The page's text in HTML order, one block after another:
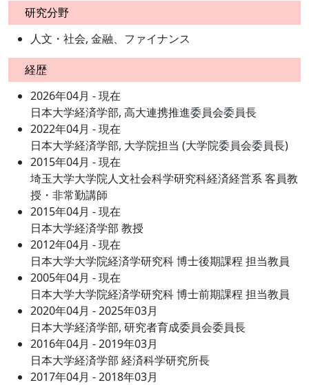
研究分野
人文・社会, 金融、ファイナンス
経歴
2026年04月 - 現在
日本大学経済学部, 高大連携推進委員会委員長
2022年04月 - 現在
日本大学経済学部, 大学院担当 (大学院委員会委員長)
2015年04月 - 現在
埼玉大学大学院人文社会科学研究科経済経営系 客員教
授・非常勤講師
2015年04月 - 現在
日本大学経済学部 教授
2012年04月 - 現在
日本大学大学院経済学研究科 博士後期課程 担当教員
2005年04月 - 現在
日本大学大学院経済学研究科 博士前期課程 担当教員
2020年04月 - 2025年03月
日本大学経済学部, 研究者育成委員会委員長
2016年04月 - 2019年03月
日本大学経済学部 経済科学研究所長
2017年04月 - 2018年03月